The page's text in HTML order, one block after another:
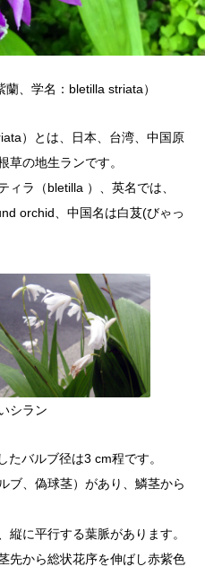
、学名：bletilla striata）
）とは、日本、台湾、中国原
草の地生ランです。
ィラ（bletilla ）、英名では、
orchid、中国名は白芨(びゃっ
シラン
バルブ径は3 cm程です。
ブ、偽球茎）があり、鱗茎から
に平行する葉脈があります。
先から総状花序を伸ばし赤紫色